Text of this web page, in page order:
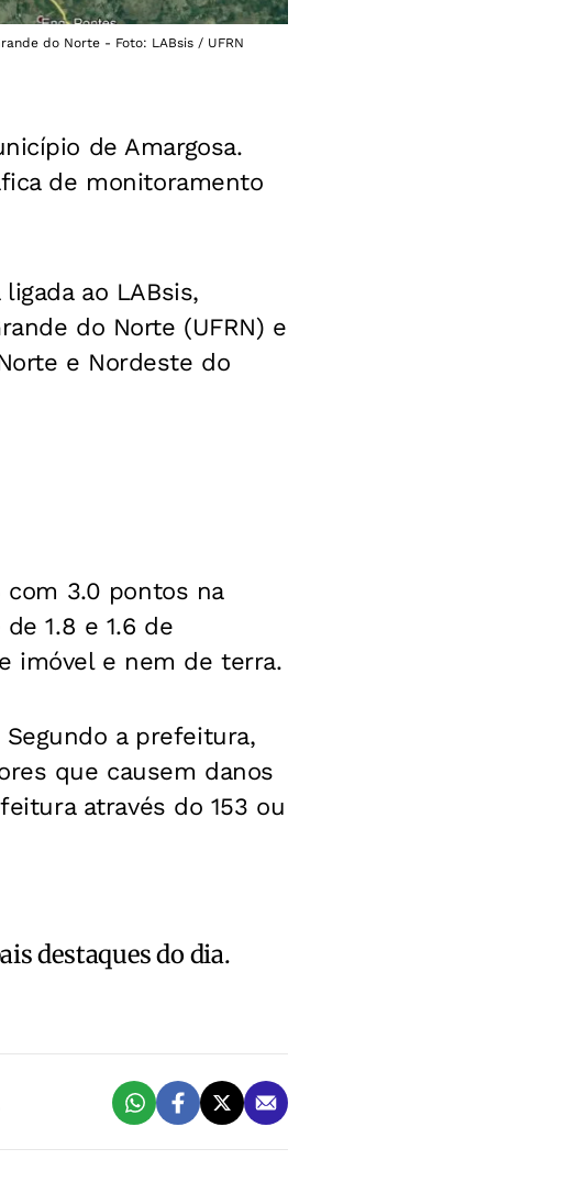
do Norte - Foto: LABsis / UFRN
de Amargosa.
de monitoramento
ao LABsis,
do Norte (UFRN) e
e Nordeste do
3.0 pontos na
1.8 e 1.6 de
imóvel e nem de terra.
a prefeitura,
que causem danos
através do 153 ou
destaques do dia.